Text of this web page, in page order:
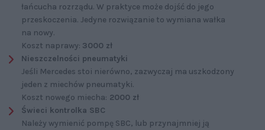
łańcucha rozrządu. W praktyce może dojść do jego
przeskoczenia. Jedyne rozwiązanie to wymiana wałka
na nowy.
Koszt naprawy: 3000 zł
Nieszczelności pneumatyki
Jeśli Mercedes stoi nierówno, zazwyczaj ma uszkodzony
jeden z miechów pneumatyki.
Koszt nowego miecha: 2000 zł
Świeci kontrolka SBC
Należy wymienić pompę SBC, lub przynajmniej ją